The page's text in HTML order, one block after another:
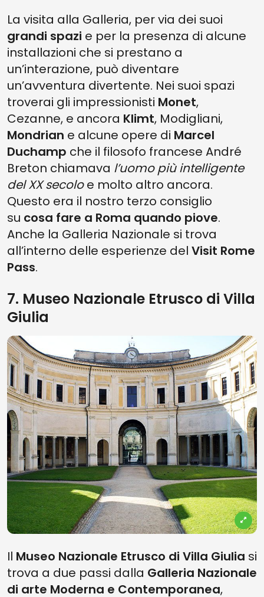
La visita alla Galleria, per via dei suoi
grandi spazi e per la presenza di alcune
installazioni che si prestano a
un’interazione, può diventare
un’avventura divertente. Nei suoi spazi
troverai gli impressionisti Monet,
Cezanne, e ancora Klimt, Modigliani,
Mondrian e alcune opere di Marcel
Duchamp che il filosofo francese André
Breton chiamava l’uomo più intelligente
del XX secoloe molto altro ancora.
Questo era il nostro terzo consiglio
su cosa fare a Roma quando piove.
Anche la Galleria Nazionale si trova
all’interno delle esperienze del Visit Rome
Pass.
7. Museo Nazionale Etrusco di Villa
Giulia
Il Museo Nazionale Etrusco di Villa Giulia si
trova a due passi dalla Galleria Nazionale
di arte Moderna e Contemporanea,